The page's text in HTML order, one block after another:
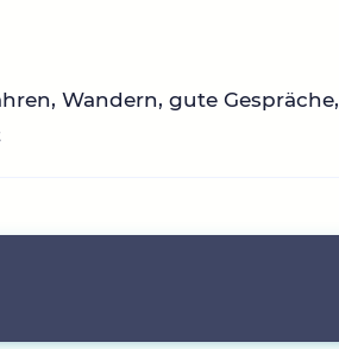
Wandern, gute Gespräche,